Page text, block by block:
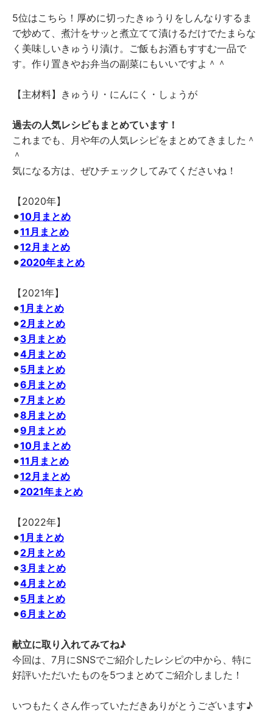
5位はこちら！厚めに切ったきゅうりをしんなりするま
で炒めて、煮汁をサッと煮立てて漬けるだけでたまらな
く美味しいきゅうり漬け。ご飯もお酒もすすむ一品で
す。作り置きやお弁当の副菜にもいいですよ＾＾
【主材料】きゅうり・にんにく・しょうが
過去の人気レシピもまとめています！
これまでも、月や年の人気レシピをまとめてきました＾
＾
気になる方は、ぜひチェックしてみてくださいね！
【2020年】
⚫︎10月まとめ
⚫︎11月まとめ
⚫︎12月まとめ
⚫︎2020年まとめ
【2021年】
⚫︎1月まとめ
⚫︎2月まとめ
⚫︎3月まとめ
⚫︎4月まとめ
⚫︎5月まとめ
⚫︎6月まとめ
⚫︎7月まとめ
⚫︎8月まとめ
⚫︎9月まとめ
⚫︎10月まとめ
⚫︎11月まとめ
⚫︎12月まとめ
⚫︎2021年まとめ
【2022年】
⚫︎1月まとめ
⚫︎2月まとめ
⚫︎3月まとめ
⚫︎4月まとめ
⚫︎5月まとめ
⚫︎6月まとめ
献立に取り入れてみてね♪
今回は、7月にSNSでご紹介したレシピの中から、特に
好評いただいたものを5つまとめてご紹介しました！
いつもたくさん作っていただきありがとうございます♪